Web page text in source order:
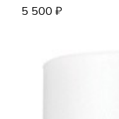
5 500 ₽